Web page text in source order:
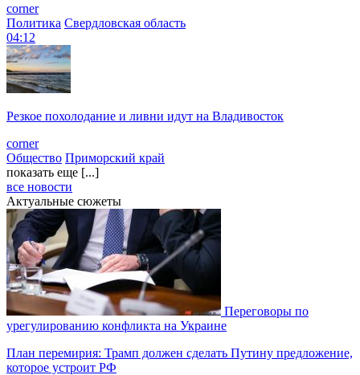
corner
Политика Свердловская область
04:12
Резкое похолодание и ливни идут на Владивосток
corner
Общество Приморский край
показать еще [...]
все новости
Актуальные сюжеты
Переговоры по
урегулированию конфликта на Украине
План перемирия: Трамп должен сделать Путину предложение,
которое устроит РФ